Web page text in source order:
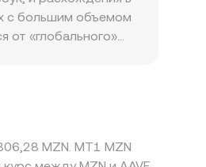
конвертации на
с большим объемом
от «глобального»
rate. Арбитраж
лимиты на
MZN. MT1 MZN